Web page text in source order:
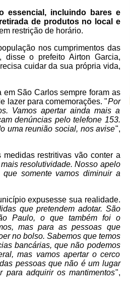
essencial, incluindo bares e
de produtos no local e
restrição de horário.
nos cumprimentos das
disse o prefeito Airton Garcia,
cuidar da sua própria vida,
São Carlos sempre foram as
lazer para comemorações. "Por
Vamos apertar ainda mais a
denúncias pelo telefone 153.
uma reunião social, nos avise",
restritivas vão conter a
resolutividade. Nosso apelo
somente vamos diminuir a
expusesse sua realidade.
que pretendem adotar. São
Paulo, o que também foi o
mas para as pessoas que
no bolso. Sabemos que temos
bancárias, que não podemos
mas vamos apertar o cerco
pessoas que não é um lugar
para adquirir os mantimentos",